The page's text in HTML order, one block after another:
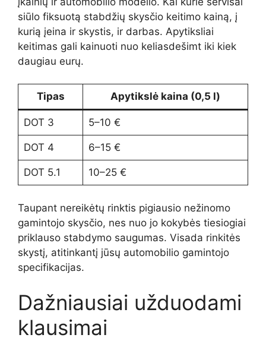
siūlo fiksuotą stabdžių skysčio keitimo kainą, į
kurią įeina ir skystis, ir darbas. Apytiksliai
keitimas gali kainuoti nuo keliasdešimt iki kiek
daugiau eurų.
Tipas Apytikslė kaina (0,5 l)
DOT 3 5–10 €
DOT 4 6–15 €
DOT 5.1 10–25 €
Taupant nereikėtų rinktis pigiausio nežinomo
gamintojo skysčio, nes nuo jo kokybės tiesiogiai
priklauso stabdymo saugumas. Visada rinkitės
skystį, atitinkantį jūsų automobilio gamintojo
specifikacijas.
Dažniausiai užduodami
klausimai